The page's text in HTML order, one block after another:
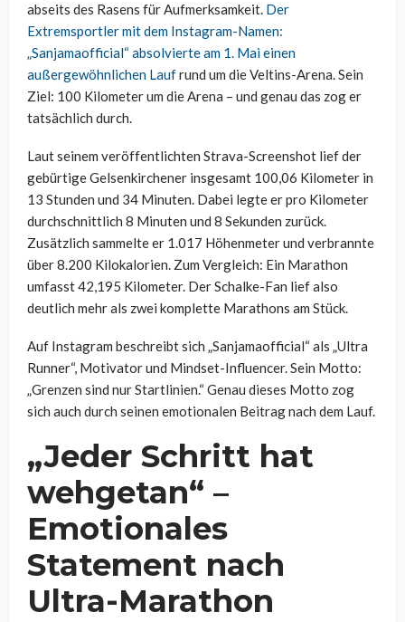
abseits des Rasens für Aufmerksamkeit. Der
Extremsportler mit dem Instagram-Namen:
„Sanjamaofficial“ absolvierte am 1. Mai einen
außergewöhnlichen Laufrund um die Veltins-Arena. Sein
Ziel: 100 Kilometer um die Arena – und genau das zog er
tatsächlich durch.
Laut seinem veröffentlichten Strava-Screenshot lief der
gebürtige Gelsenkirchener insgesamt 100,06 Kilometer in
13 Stunden und 34 Minuten. Dabei legte er pro Kilometer
durchschnittlich 8 Minuten und 8 Sekunden zurück.
Zusätzlich sammelte er 1.017 Höhenmeter und verbrannte
über 8.200 Kilokalorien. Zum Vergleich: Ein Marathon
umfasst 42,195 Kilometer. Der Schalke-Fan lief also
deutlich mehr als zwei komplette Marathons am Stück.
Auf Instagram beschreibt sich „Sanjamaofficial“ als „Ultra
Runner“, Motivator und Mindset-Influencer. Sein Motto:
„Grenzen sind nur Startlinien.“ Genau dieses Motto zog
sich auch durch seinen emotionalen Beitrag nach dem Lauf.
„Jeder Schritt hat
wehgetan“ –
Emotionales
Statement nach
Ultra-Marathon